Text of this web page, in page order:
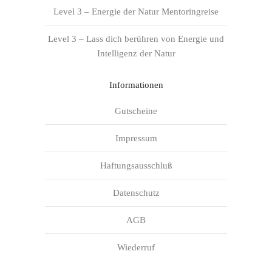
Level 3 – Energie der Natur Mentoringreise
Level 3 – Lass dich berühren von Energie und
Intelligenz der Natur
Informationen
Gutscheine
Impressum
Haftungsausschluß
Datenschutz
AGB
Wiederruf